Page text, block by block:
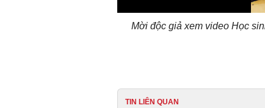
Mời độc giả xem video Học
TIN LIÊN QUAN